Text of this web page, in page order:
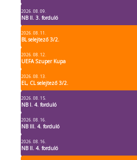
2026. 08. 09.
NB II. 3. forduló
2026. 08. 11.
BL selejtező 3/2.
2026. 08. 12.
UEFA Szuper Kupa
2026. 08. 13.
EL, CL selejtező 3/2.
2026. 08. 15.
NB I. 4. forduló
2026. 08. 16.
NB III. 4. forduló
2026. 08. 16.
NB II. 4. forduló